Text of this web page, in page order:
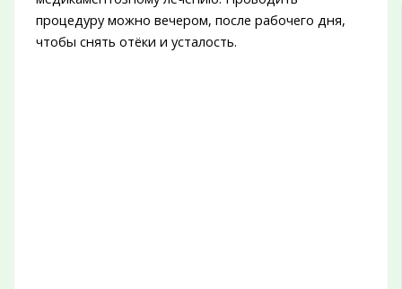
процедуру можно вечером, после рабочего дня,
чтобы снять отёки и усталость.